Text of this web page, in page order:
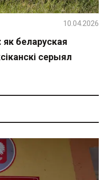
беларуская
серыял
10.04.2026